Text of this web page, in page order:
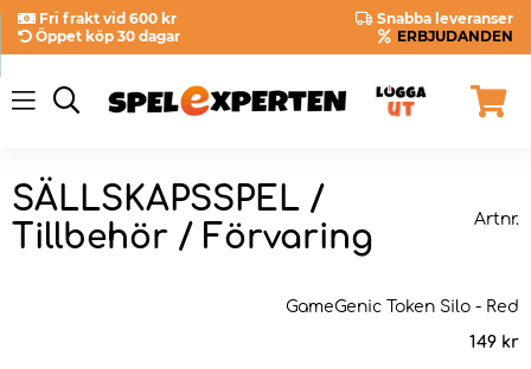
Fri frakt vid 600 kr
Snabba leveranser
Öppet köp 30 dagar
ERBJUDANDEN
SÄLLSKAPSSPEL /
Tillbehör / Förvaring
Artnr.
GameGenic Token Silo - Red
149 kr